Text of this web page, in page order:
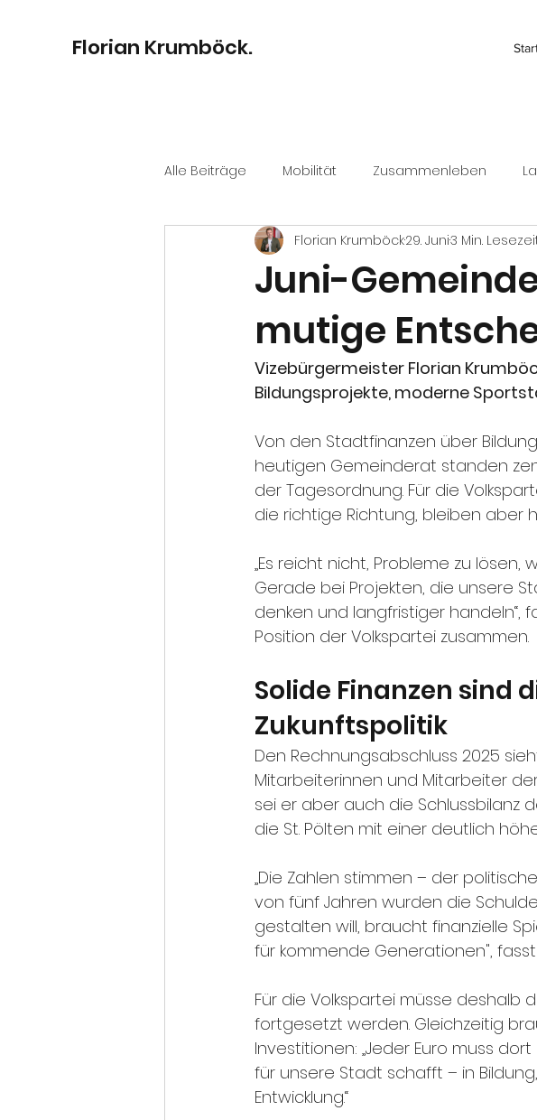
Florian Krumböck.
Alle Beiträge Mobilität Zusammenleben
Digitalisierung Kontrolle
Stadtentwicklung Wirtschaft
Juni-
mutige
Florian Krumböck29. Juni3 Min.
Vizebürgermeister Florian
Bildungsprojekte, moderne
Von den Stadtfinanzen über
heutigen Gemeinderat standen
der Tagesordnung. Für die
die richtige Richtung, bleiben aber
„Es reicht nicht, Probleme zu
Gerade bei Projekten, die unsere
denken und langfristiger handeln“,
Position der Volkspartei zusammen.
Solide Finanzen sind
Zukunftspolitik
Den Rechnungsabschluss 2025
Mitarbeiterinnen und Mitarbeiter
sei er aber auch die Schlussbilanz
die St. Pölten mit einer deutlich
„Die Zahlen stimmen – der
von fünf Jahren wurden die
gestalten will, braucht finanzielle
für kommende Generationen",
Für die Volkspartei müsse deshalb
fortgesetzt werden. Gleichzeitig
Investitionen: „Jeder Euro muss
für unsere Stadt schafft – in
Entwicklung.“